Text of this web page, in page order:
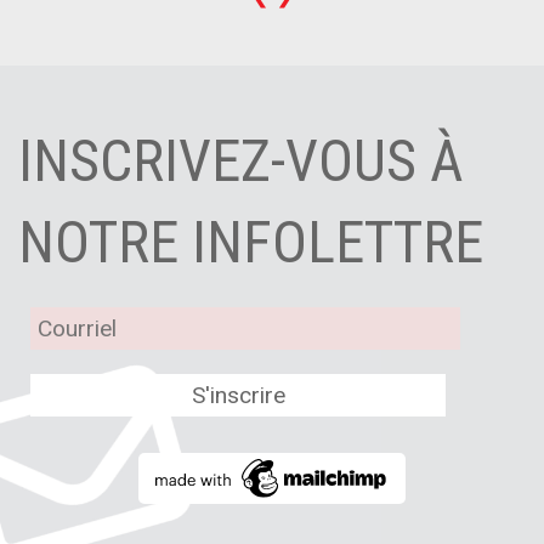
INSCRIVEZ-VOUS À
NOTRE INFOLETTRE